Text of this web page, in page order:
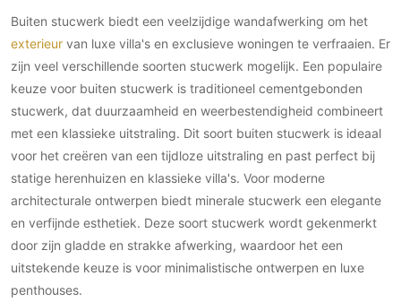
Buiten stucwerk biedt een veelzijdige wandafwerking om het
exterieur van luxe villa's en exclusieve woningen te verfraaien. Er
zijn veel verschillende soorten stucwerk mogelijk. Een populaire
keuze voor buiten stucwerk is traditioneel cementgebonden
stucwerk, dat duurzaamheid en weerbestendigheid combineert
met een klassieke uitstraling. Dit soort buiten stucwerk is ideaal
voor het creëren van een tijdloze uitstraling en past perfect bij
statige herenhuizen en klassieke villa's. Voor moderne
architecturale ontwerpen biedt minerale stucwerk een elegante
en verfijnde esthetiek. Deze soort stucwerk wordt gekenmerkt
door zijn gladde en strakke afwerking, waardoor het een
uitstekende keuze is voor minimalistische ontwerpen en luxe
penthouses.